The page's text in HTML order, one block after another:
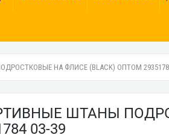
НА ФЛИСЕ (BLACK) ОПТОМ
ШТАНЫ
03-39